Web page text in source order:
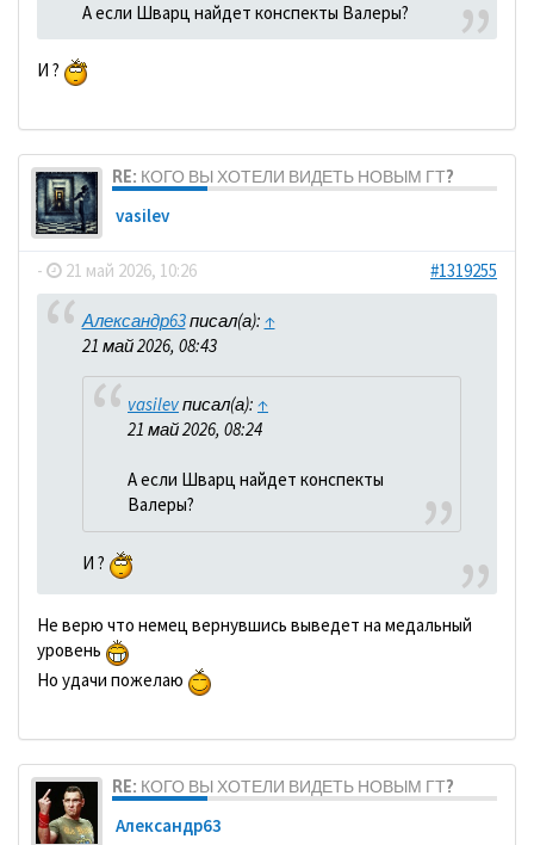
А если Шварц найдет конспекты Валеры?
И ?
RE: КОГО ВЫ ХОТЕЛИ ВИДЕТЬ НОВЫМ ГТ?
vasilev
- 21 май 2026, 10:26 #1319255
Александр63писал(а): ↑
21 май 2026, 08:43
vasilevписал(а): ↑
21 май 2026, 08:24
А если Шварц найдет конспекты
Валеры?
И ?
Не верю что немец вернувшись выведет на медальный
уровень
Но удачи пожелаю
RE: КОГО ВЫ ХОТЕЛИ ВИДЕТЬ НОВЫМ ГТ?
Александр63